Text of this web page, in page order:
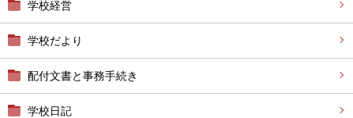
学校経営
学校だより
配付文書と事務手続き
学校日記